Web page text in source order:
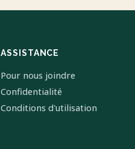
ASSISTANCE
Pour nous joindre
Confidentialité
Conditions d'utilisation